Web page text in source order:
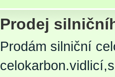
Prodej
Prodám silniční